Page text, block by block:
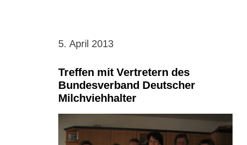
5. April 2013
Treffen mit Vertretern des
Bundesverband Deutscher
Milchviehhalter